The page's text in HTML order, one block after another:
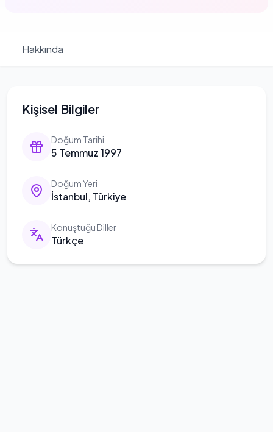
Hakkında
Kişisel Bilgiler
Doğum Tarihi
5 Temmuz 1997
Doğum Yeri
İstanbul, Türkiye
Konuştuğu Diller
Türkçe